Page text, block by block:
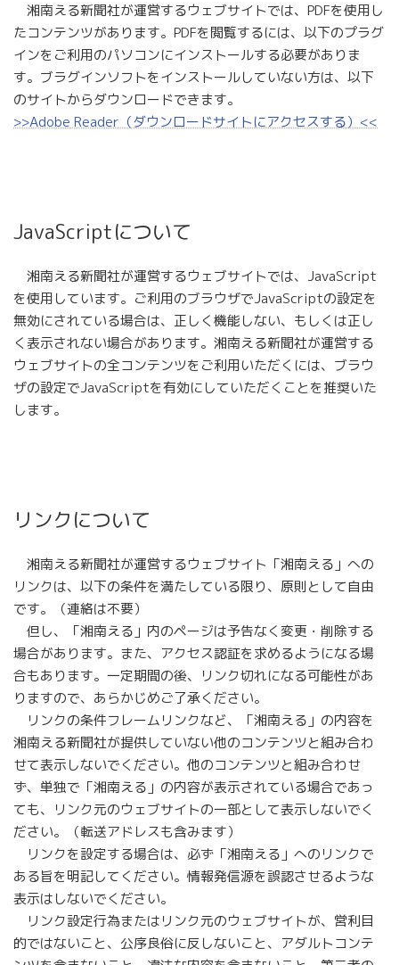
湘南える新聞社が運営するウェブサイトでは、PDFを使用し
たコンテンツがあります。PDFを閲覧するには、以下のプラグ
インをご利用のパソコンにインストールする必要がありま
す。ブラグインソフトをインストールしていない方は、以下
のサイトからダウンロードできます。
>>Adobe Reader（ダウンロードサイトにアクセスする）<<
JavaScriptについて
湘南える新聞社が運営するウェブサイトでは、JavaScript
を使用しています。ご利用のブラウザでJavaScriptの設定を
無効にされている場合は、正しく機能しない、もしくは正し
く表示されない場合があります。湘南える新聞社が運営する
ウェブサイトの全コンテンツをご利用いただくには、ブラウ
ザの設定でJavaScriptを有効にしていただくことを推奨いた
します。
リンクについて
湘南える新聞社が運営するウェブサイト「湘南える」への
リンクは、以下の条件を満たしている限り、原則として自由
です。（連絡は不要）
但し、「湘南える」内のページは予告なく変更・削除する
場合があります。また、アクセス認証を求めるようになる場
合もあります。一定期間の後、リンク切れになる可能性があ
りますので、あらかじめご了承ください。
リンクの条件フレームリンクなど、「湘南える」の内容を
湘南える新聞社が提供していない他のコンテンツと組み合わ
せて表示しないでください。他のコンテンツと組み合わせ
ず、単独で「湘南える」の内容が表示されている場合であっ
ても、リンク元のウェブサイトの一部として表示しないでく
ださい。（転送アドレスも含みます）
リンクを設定する場合は、必ず「湘南える」へのリンクで
ある旨を明記してください。情報発信源を誤認させるような
表示はしないでください。
リンク設定行為またはリンク元のウェブサイトが、営利目
的ではないこと、公序良俗に反しないこと、アダルトコンテ